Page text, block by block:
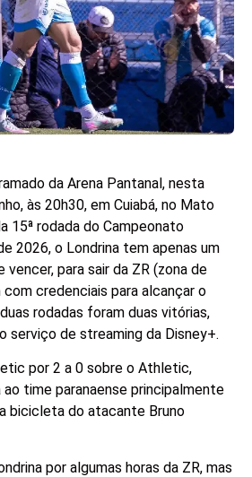
da Arena Pantanal, nesta
às 20h30, em Cuiabá, no Mato
15ª rodada do Campeonato
2026, o Londrina tem apenas um
para sair da ZR (zona de
credenciais para alcançar o
rodadas foram duas vitórias,
serviço de streaming da Disney+.
por 2 a 0 sobre o Athletic,
time paranaense principalmente
bicicleta do atacante Bruno
por algumas horas da ZR, mas